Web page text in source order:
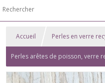
Accueil Perles en verre
Perles arêtes de poisson, verre